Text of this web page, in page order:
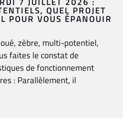
QUEL PROJET
POUR VOUS ÉPANOUIR
zèbre, multi-potentiel,
faites le constat de
de fonctionnement
: Parallèlement, il